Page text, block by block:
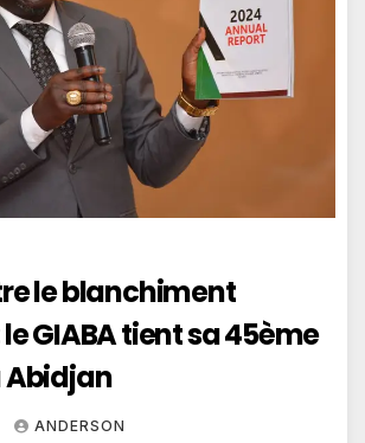
le blanchiment
GIABA tient sa 45ème
Abidjan
ANDERSON